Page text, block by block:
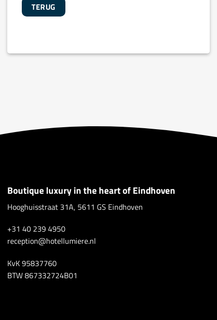
TERUG
Boutique luxury in the heart of Eindhoven
Hooghuisstraat 31A, 5611 GS Eindhoven
+31 40 239 4950
reception@hotellumiere.nl
KvK 95837760
BTW 867332724B01